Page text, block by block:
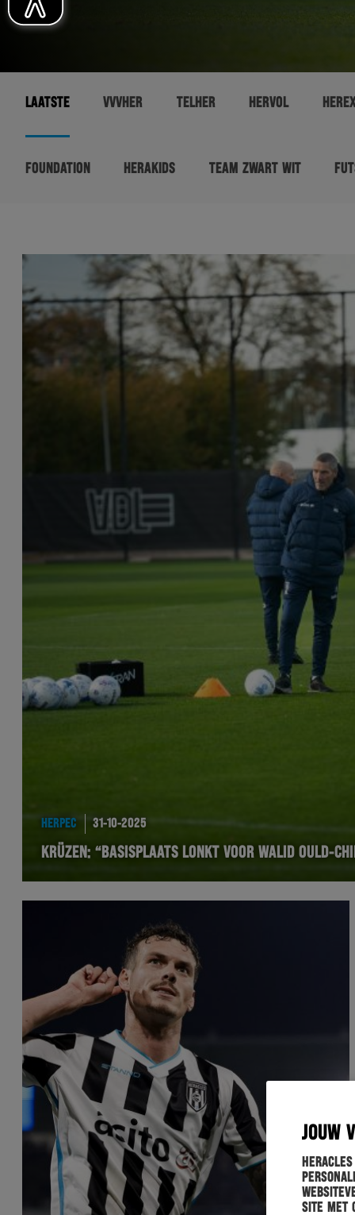
JOUW
site met
LAATSTE VVVHER TELHER HERVOL
FOUNDATION HERAKIDS TEAM ZWART WIT
HERPEC 31-10-2025
KRÜZEN: “BASISPLAATS LONKT VOOR WALID OULD-